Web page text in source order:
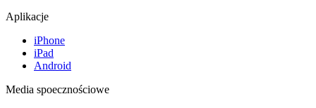
Aplikacje
iPhone
iPad
Android
Media spoecznościowe